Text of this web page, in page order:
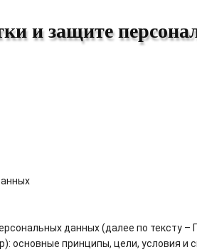
и защите
данных (далее по тексту
основные принципы, цели, условия